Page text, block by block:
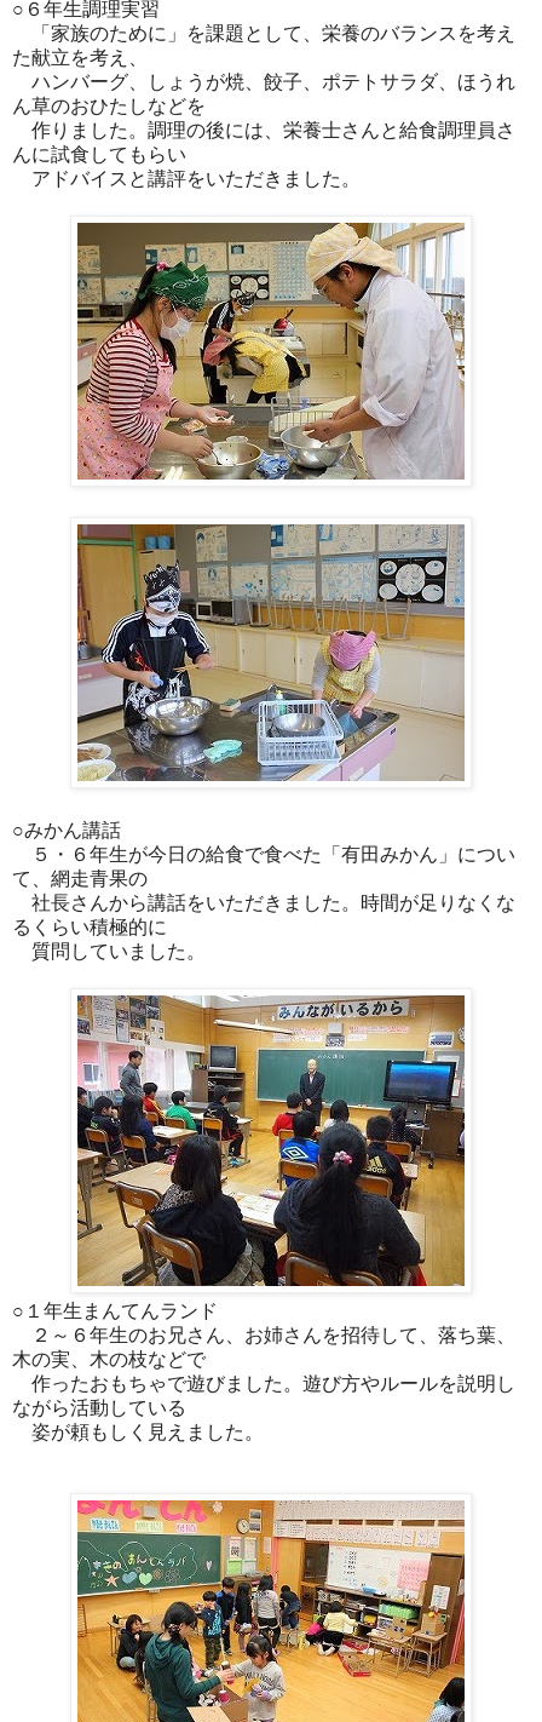
○６年生調理実習
「家族のために」を課題として、栄養のバランスを考え
た献立を考え、
ハンバーグ、しょうが焼、餃子、ポテトサラダ、ほうれ
ん草のおひたしなどを
作りました。調理の後には、栄養士さんと給食調理員さ
んに試食してもらい
アドバイスと講評をいただきました。
○みかん講話
５・６年生が今日の給食で食べた「有田みかん」につい
て、網走青果の
社長さんから講話をいただきました。時間が足りなくな
るくらい積極的に
質問していました。
○１年生まんてんランド
２～６年生のお兄さん、お姉さんを招待して、落ち葉、
木の実、木の枝などで
作ったおもちゃで遊びました。遊び方やルールを説明し
ながら活動している
姿が頼もしく見えました。